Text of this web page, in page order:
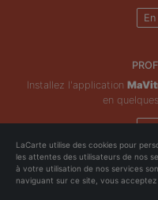
Installez l'application
en
Copyright ©
LaCarte utilise des cookies pour
les attentes des utilisateurs de nos
à votre utilisation de nos services
naviguant sur ce site, vous acceptez